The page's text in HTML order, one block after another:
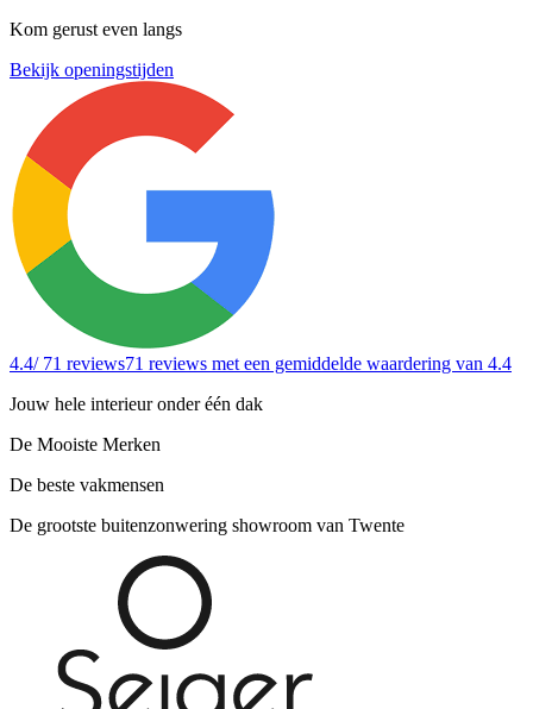
Kom gerust even langs
Bekijk openingstijden
4.4/ 71 reviews71 reviews met een gemiddelde waardering van 4.4
Jouw hele interieur onder één dak
De Mooiste Merken
De beste vakmensen
De grootste buitenzonwering showroom van Twente